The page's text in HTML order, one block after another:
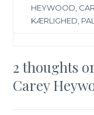
HEYWOOD
KÆRLIGHED
2 thoughts
Carey